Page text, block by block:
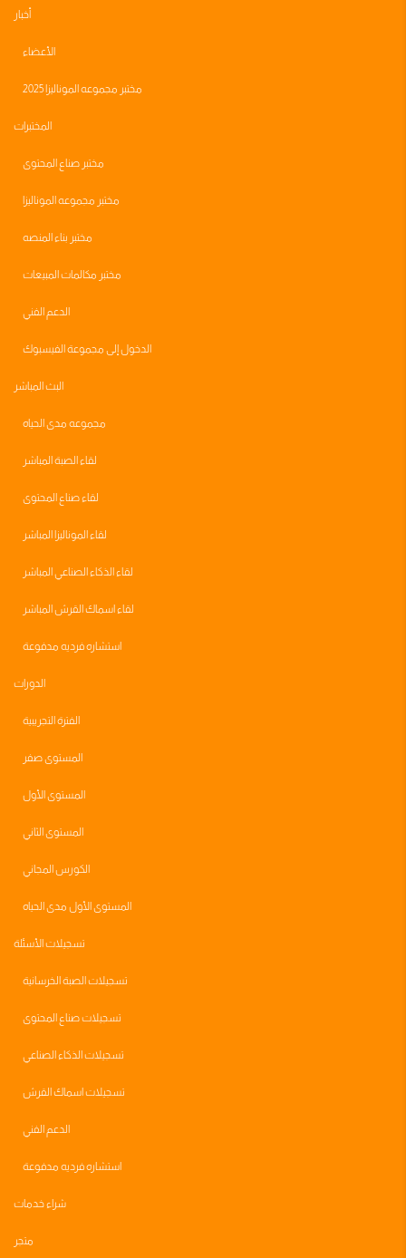
أخبار
الأعضاء
مختبر مجموعه الموناليزا 2025
المختبرات
مختبر صناع المحتوى
مختبر مجموعه الموناليزا
مختبر بناء المنصه
مختبر مكالمات المبيعات
الدعم الفني
الدخول إلى مجموعة الفيسبوك
البث المباشر
مجموعه مدى الحياه
لقاء الصبة المباشر
لقاء صناع المحتوى
لقاء الموناليزا المباشر
لقاء الذكاء الصناعي المباشر
لقاء اسماك القرش المباشر
استشاره فرديه مدفوعة
الدورات
الفترة التجريبية
المستوى صفر
المستوى الأول
المستوى الثاني
الكورس المجاني
المستوى الأول مدى الحياه
تسجيلات الأسئلة
تسجيلات الصبة الخرسانية
تسجيلات صناع المحتوى
تسجيلات الذكاء الصناعي
تسجيلات اسماك القرش
الدعم الفني
استشاره فرديه مدفوعة
شراء خدمات
متجر